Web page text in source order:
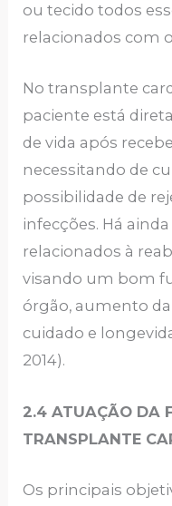
ou tecido todos
relacionados com
No transplante
paciente está
de vida após
necessitando de
possibilidade de
infecções. Há
relacionados à
visando um bom
órgão, aumento
cuidado e
2014).
2.4 ATUAÇÃO DA
TRANSPLANTE
Os principais